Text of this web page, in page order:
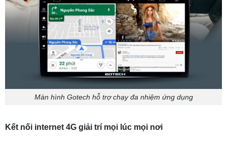
Màn hình Gotech hỗ trợ chạy đa nhiệm ứng dụng
Kết nối internet 4G giải trí mọi lúc mọi nơi